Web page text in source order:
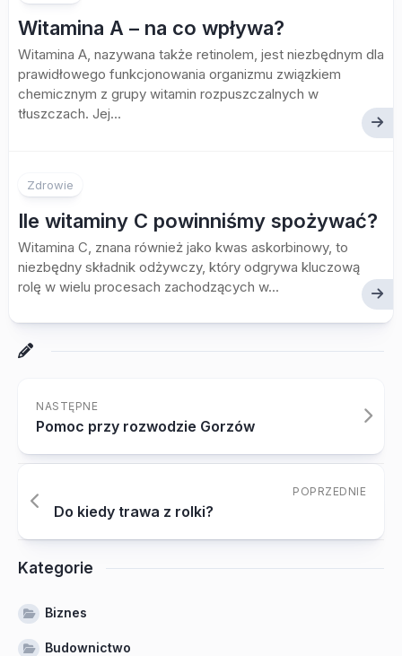
Witamina A – na co wpływa?
Witamina A, nazywana także retinolem, jest niezbędnym dla
prawidłowego funkcjonowania organizmu związkiem
chemicznym z grupy witamin rozpuszczalnych w
tłuszczach. Jej...
Zdrowie
Ile witaminy C powinniśmy spożywać?
Witamina C, znana również jako kwas askorbinowy, to
niezbędny składnik odżywczy, który odgrywa kluczową
rolę w wielu procesach zachodzących w...
NASTĘPNE
Pomoc przy rozwodzie Gorzów
POPRZEDNIE
Do kiedy trawa z rolki?
Kategorie
Biznes
Budownictwo